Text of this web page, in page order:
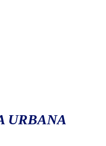
URBANA